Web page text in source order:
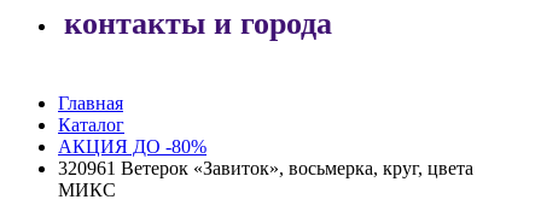
контакты и города
Главная
Каталог
АКЦИЯ ДО -80%
320961 Ветерок «Завиток», восьмерка, круг, цвета
МИКС